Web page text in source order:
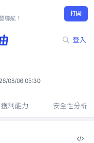
導航！
打開
登入
08/06 05:30
獲利能力 安全性分析